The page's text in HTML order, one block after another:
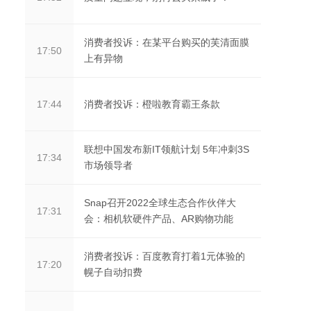
17:50
消费者投诉：在某平台购买的芙清面膜
上有异物
17:44 消费者投诉：橙啦教育霸王条款
17:34
联想中国发布新IT领航计划 5年冲刺3S
市场领导者
17:31
Snap召开2022全球生态合作伙伴大
会：相机软硬件产品、AR购物功能
17:20
消费者投诉：百度教育打着1元体验的
幌子自动扣费